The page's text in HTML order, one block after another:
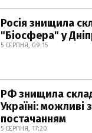
Росія знищила
"Біосфера" у
5 СЕРПНЯ, 09:15
РФ знищила
Україні: можливі
постачанням
5 СЕРПНЯ, 17:20